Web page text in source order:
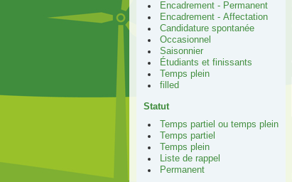
Encadrement - Permanent
Encadrement - Affectation
Candidature spontanée
Occasionnel
Saisonnier
Étudiants et finissants
Temps plein
filled
Statut
Temps partiel ou temps plein
Temps partiel
Temps plein
Liste de rappel
Permanent